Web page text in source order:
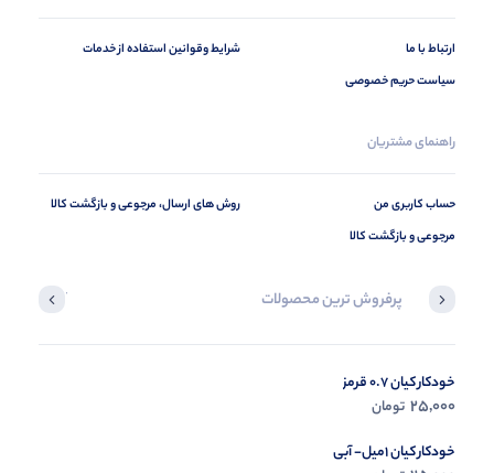
ارتباط با ما
سیاست حریم خصوصی
شرایط وقوانین استفاده از خدمات
راهنمای مشتریان
حساب کاربری من
مرجوعی و بازگشت کالا
روش های ارسال، مرجوعی و بازگشت کالا
پرفروش ترین محصولات آخرین
خودکار کیان 0.7 قرمز
25,000 تومان
خودکار کیان 1میل- آبی